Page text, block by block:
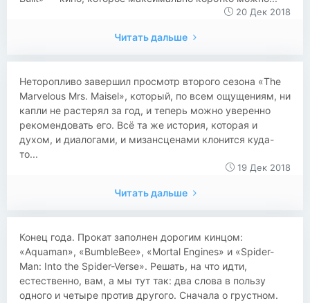
20 Дек 2018
Читать дальше
​​Неторопливо завершил просмотр второго сезона «The
Marvelous Mrs. Maisel», который, по всем ощущениям, ни
капли не растерял за год, и теперь можно уверенно
рекомендовать его. Всё та же история, которая и
духом, и диалогами, и мизансценами клонится куда-
то...
19 Дек 2018
Читать дальше
Конец года. Прокат заполнен дорогим кинцом:
«Aquaman», «BumbleBee», «Mortal Engines» и «Spider-
Man: Into the Spider-Verse». Решать, на что идти,
естественно, вам, а мы тут так: два слова в пользу
одного и четыре против другого. Сначала о грустном.